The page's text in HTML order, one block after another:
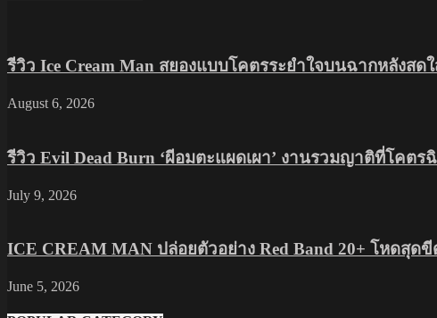
รีวิว Ice Cream Man สยองแบบโคตรระยำใจบนฉากหลังสด
August 6, 2026
รีวิว Evil Dead Burn ‘ผีอมตะแผดเผา’ งานรวมญาติที่โคต
July 9, 2026
ICE CREAM MAN ปล่อยตัวอย่าง Red Band 20+ โหดสุดขี
June 5, 2026